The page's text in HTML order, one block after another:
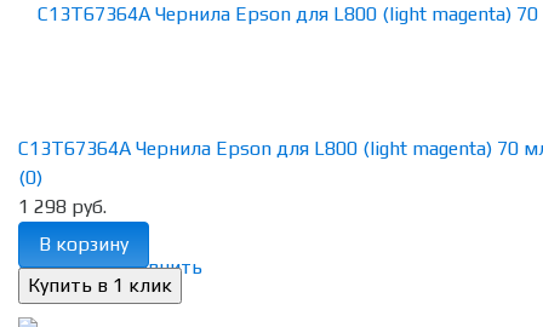
избранное сравнить
C13T67364A Чернила Epson для L800 (light magenta) 70
(0)
1 298 руб.
В корзину